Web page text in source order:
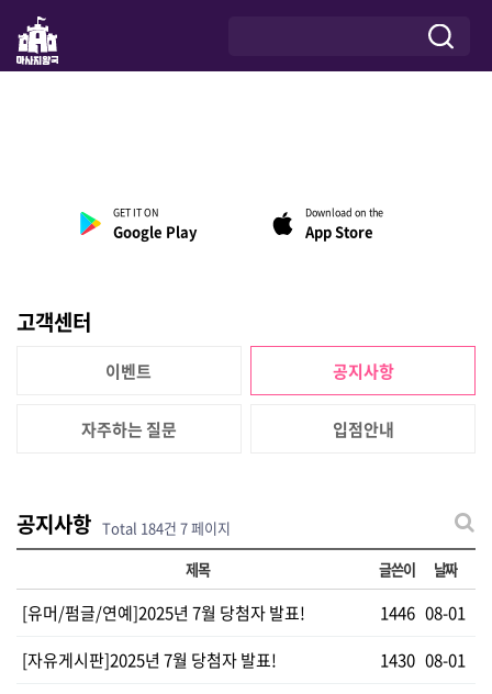
GET IT ON
Google Play
Download on the
App Store
고객센터
이벤트 공지사항
자주하는 질문 입점안내
공지사항 Total 184건 7 페이지
제목
글쓴이 날짜
[유머/펌글/연예]2025년 7월 당첨자 발표! 1446 08-01
[자유게시판]2025년 7월 당첨자 발표!
1430 08-01